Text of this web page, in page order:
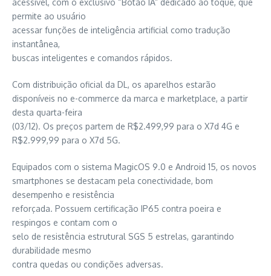
acessível, com o exclusivo “Botão IA” dedicado ao toque, que
permite ao usuário
acessar funções de inteligência artificial como tradução
instantânea,
buscas inteligentes e comandos rápidos.
Com distribuição oficial da DL, os aparelhos estarão
disponíveis no e-commerce da marca e marketplace, a partir
desta quarta-feira
(03/12). Os preços partem de R$2.499,99 para o X7d 4G e
R$2.999,99 para o X7d 5G.
Equipados com o sistema MagicOS 9.0 e Android 15, os novos
smartphones se destacam pela conectividade, bom
desempenho e resistência
reforçada. Possuem certificação IP65 contra poeira e
respingos e contam com o
selo de resistência estrutural SGS 5 estrelas, garantindo
durabilidade mesmo
contra quedas ou condições adversas.